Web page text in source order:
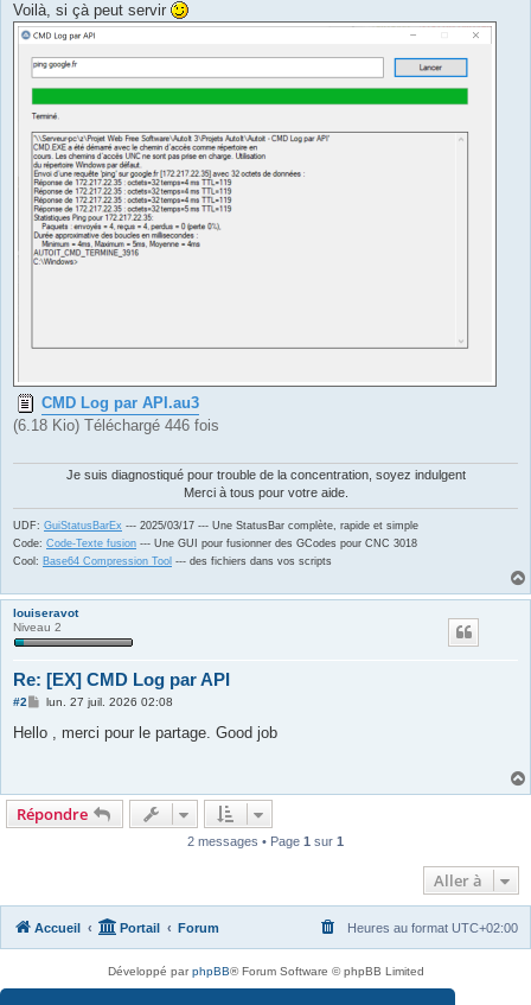
Voilà, si çà peut servir
CMD Log par API.au3
(6.18 Kio) Téléchargé 446 fois
Je suis diagnostiqué pour trouble de la concentration, soyez indulgent
Merci à tous pour votre aide.
UDF: GuiStatusBarEx --- 2025/03/17 --- Une StatusBar complète, rapide et simple
Code: Code-Texte fusion --- Une GUI pour fusionner des GCodes pour CNC 3018
Cool: Base64 Compression Tool --- des fichiers dans vos scripts
louiseravot
Niveau 2
Re: [EX] CMD Log par API
#2
M
s
lun. 27 juil. 2026 02:08
Hello , merci pour le partage. Good job
Répondre
2 messages • Page 1 sur 1
Aller à
Accueil Portail Forum Heures au format UTC+02:00
Développé parphpBB® Forum Software © phpBB Limited
Traduit parphpBB-fr.com